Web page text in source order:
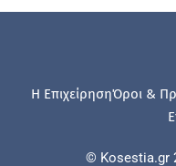
Η ΕπιχείρησηΌροι &
© Kosestia.gr